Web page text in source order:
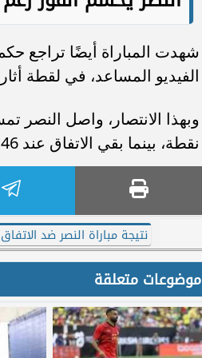
شهدت المباراة أيضًا تراجع
الفيديو المساعد، في لقطة
نقطة، بينما بقي الاتفاق عند 46 نقطة ليواصل تمركزه في النصف العلوي من الجدول.
نتيجة مباراة النصر ضد الاتفاق
موضوعات متعلقة